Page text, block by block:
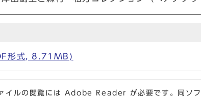
形式, 8.71MB)
イルの閲覧には Adobe Reader が必要です。同ソフ